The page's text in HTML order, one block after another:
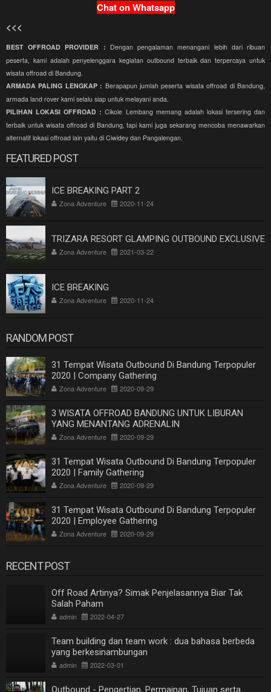
Chat on Whatsapp
<<<
BEST OFFROAD PROVIDER : Dengan pengalaman menangani lebih dari ribuan
peserta, kami adalah penyelenggara kegiatan outbound terbaik dan terpercaya untuk
wisata offroad di Bandung.
ARMADA PALING LENGKAP : Berapapun jumlah peserta wisata offroad di Bandung,
armada land rover kami selalu siap untuk melayani anda.
PILIHAN LOKASI OFFROAD :Cikole Lembang memang adalah lokasi tersering dan
terbaik untuk wisata offroad di Bandung, tapi kami juga sekarang mencoba menawarkan
alternatif lokasi offroad lain yaitu di Ciwidey dan Pangalengan.
FEATURED POST
ICE BREAKING PART 2
Zona Adventure 2020-11-24
TRIZARA RESORT GLAMPING OUTBOUND EXCLUSIVE
Zona Adventure 2021-03-22
ICE BREAKING
Zona Adventure 2020-11-24
RANDOM POST
31 Tempat Wisata Outbound Di Bandung Terpopuler
2020 | Company Gathering
Zona Adventure 2020-09-29
3 WISATA OFFROAD BANDUNG UNTUK LIBURAN
YANG MENANTANG ADRENALIN
Zona Adventure 2020-09-29
31 Tempat Wisata Outbound Di Bandung Terpopuler
2020 | Family Gathering
Zona Adventure 2020-09-29
31 Tempat Wisata Outbound Di Bandung Terpopuler
2020 | Employee Gathering
Zona Adventure 2020-09-29
RECENT POST
Off Road Artinya? Simak Penjelasannya Biar Tak
Salah Paham
admin 2022-04-27
Team building dan team work : dua bahasa berbeda
yang berkesinambungan
admin 2022-03-01
Outbound - Pengertian, Permainan, Tujuan serta